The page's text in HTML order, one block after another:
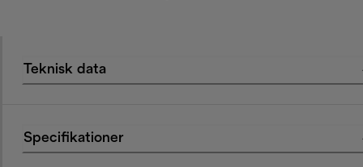
Teknisk data
Specifikationer